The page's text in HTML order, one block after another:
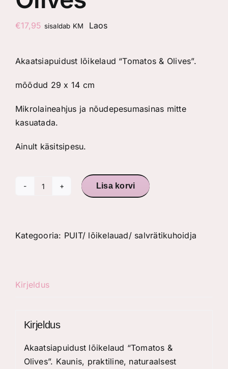
€17,95 sisaldab KM Laos
Akaatsiapuidust lõikelaud “Tomatos & Olives”.
mõõdud 29 x 14 cm
Mikrolaineahjus ja nõudepesumasinas mitte
kasuatada.
Ainult käsitsipesu.
Akaatsiapuidust
&
Lisa korvi
Kategooria: PUIT/ lõikelauad/ salvrätikuhoidja
Kirjeldus
Kirjeldus
Akaatsiapuidust lõikelaud “Tomatos &
Olives”. Kaunis, praktiline, naturaalsest